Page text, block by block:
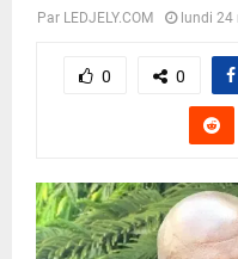
Par LEDJELY.COM lundi
0 0